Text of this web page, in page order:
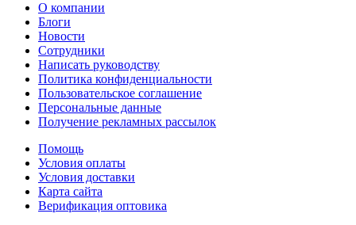
О компании
Блоги
Новости
Сотрудники
Написать руководству
Политика конфиденциальности
Пользовательское соглашение
Персональные данные
Получение рекламных рассылок
Помощь
Условия оплаты
Условия доставки
Карта сайта
Верификация оптовика